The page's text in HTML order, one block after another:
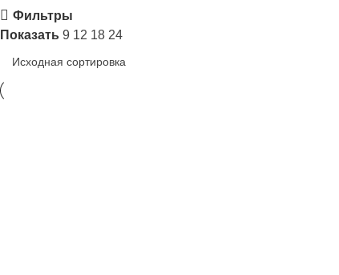
Фильтры
Показать 9 12 18 24